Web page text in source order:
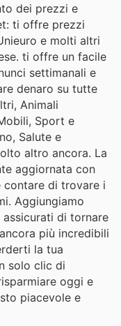
dei prezzi e
ti offre prezzi
e molti altri
ti offre un facile
settimanali e
denaro su tutte
Animali
Sport e
Salute e
altro ancora. La
aggiornata con
contare di trovare i
Aggiungiamo
di tornare
più incredibili
la tua
solo clic di
oggi e
piacevole e